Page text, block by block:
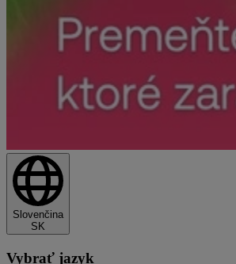
Slovenčina
SK
Vybrať jazyk